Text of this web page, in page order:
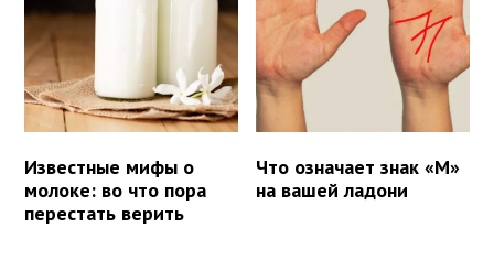
Известные мифы о
молоке: во что пора
перестать верить
Что означает знак «М»
на вашей ладони